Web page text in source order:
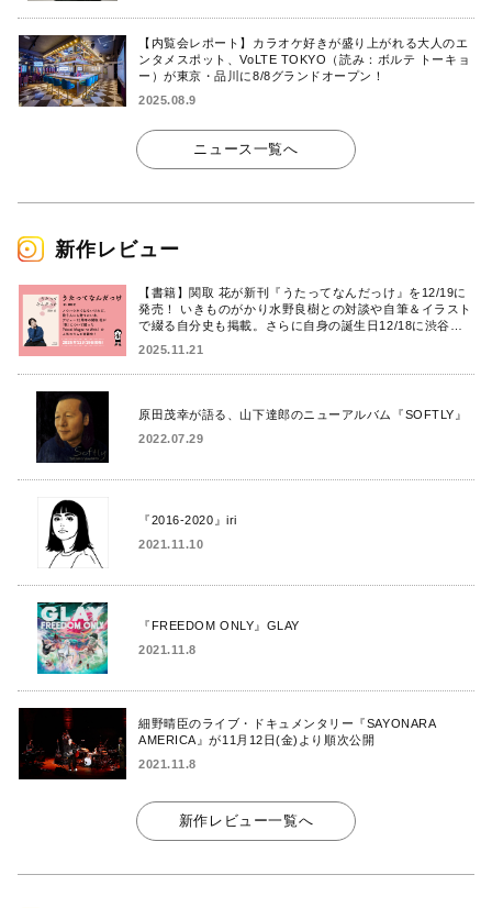
【内覧会レポート】カラオケ好きが盛り上がれる大人のエ
ンタメスポット、VoLTE TOKYO（読み：ボルテ トーキョ
ー）が東京・品川に8/8グランドオープン！
2025.08.9
ニュース一覧へ
新作レビュー
【書籍】関取 花が新刊『うたってなんだっけ』を12/19に
発売！ いきものがかり水野良樹との対談や自筆＆イラスト
で綴る自分史も掲載。さらに自身の誕生日12/18に渋谷で
2025.11.21
原田茂幸が語る、山下達郎のニューアルバム『SOFTLY』
2022.07.29
『2016-2020』iri
2021.11.10
『FREEDOM ONLY』GLAY
2021.11.8
細野晴臣のライブ・ドキュメンタリー『SAYONARA
AMERICA』が11月12日(金)より順次公開
2021.11.8
新作レビュー一覧へ